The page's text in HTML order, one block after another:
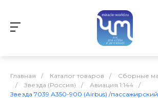
Главная / Каталог товаров /
Сборные
/
Звезда (Россия) / Авиация 1:144
/
Звезда 7039 А350-900 (Airbus) /пассажирский